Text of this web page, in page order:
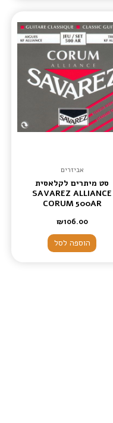
אביזרים
סט מיתרים לקלאסית
SAVAREZ ALLIANCE
CORUM 500AR
₪106.00
הוספה לסל